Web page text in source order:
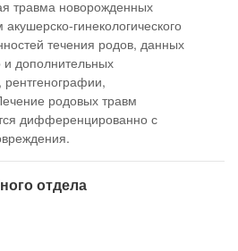
травма новорожденных
гинекологического
течения родов, данных
дополнительных
родовых травм
дифференцированно с
отдела